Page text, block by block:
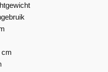
cm